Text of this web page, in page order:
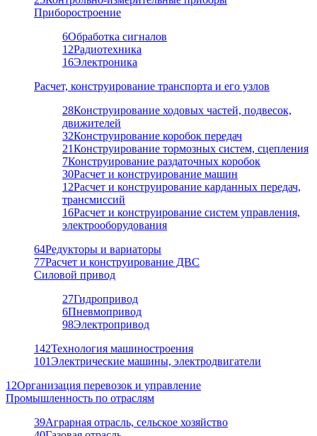
Приборостроение
6Обработка сигналов
12Радиотехника
16Электроника
Расчет, конструирование транспорта и его узлов
28Конструирование ходовых частей, подвесок,
движителей
32Конструирование коробок передач
21Конструирование тормозных систем, сцепления
7Конструирование раздаточных коробок
30Расчет и конструирование машин
12Расчет и конструирование карданных передач,
трансмиссий
16Расчет и конструирование систем управления,
электрооборудования
64Редукторы и вариаторы
77Расчет и конструирование ДВС
Силовой привод
27Гидропривод
6Пневмопривод
98Электропривод
142Технология машиностроения
101Электрические машины, электродвигатели
12Организация перевозок и управление
Промышленность по отраслям
39Аграрная отрасль, сельское хозяйство